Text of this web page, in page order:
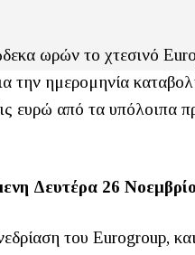
ωρών το χτεσινό
την ημερομηνία
ευρώ από τα υπόλοιπα
Δευτέρα 26
του Eurogroup, και